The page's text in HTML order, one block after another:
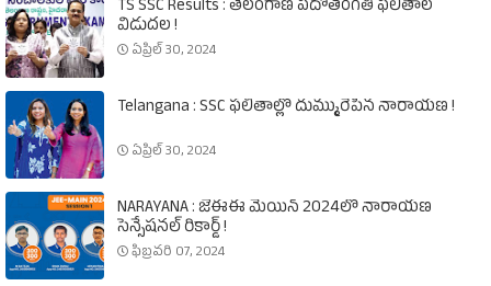
TS SSC Results : తెలంగాణ పదోతరగతి ఫలితాల
విడుదల !
ఏప్రిల్ 30, 2024
Telangana : SSC ఫలితాల్లో దుమ్మురేపిన నారాయణ !
ఏప్రిల్ 30, 2024
NARAYANA : జేఈఈ మెయిన్‌ 2024లో నారాయణ
సెన్సేషనల్‌ రికార్డ్‌ !
ఫిబ్రవరి 07, 2024